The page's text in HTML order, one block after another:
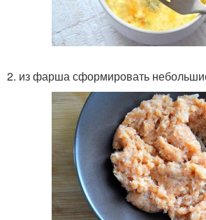
2. из фарша сформировать